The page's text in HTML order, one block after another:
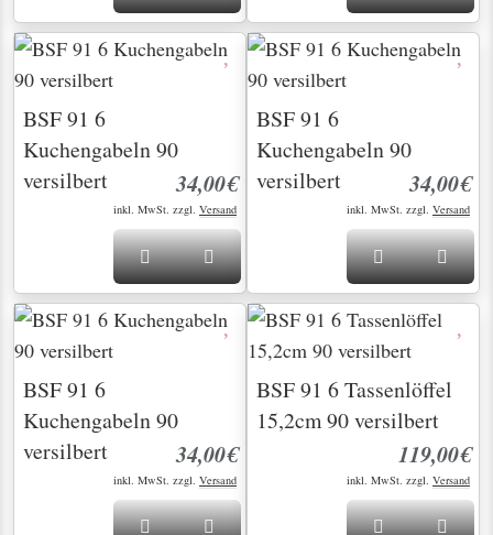
BSF 91 6
Kuchengabeln 90
versilbert
34,00€
inkl. MwSt. zzgl. Versand
BSF 91 6
Kuchengabeln 90
versilbert
34,00€
inkl. MwSt. zzgl. Versand
BSF 91 6
Kuchengabeln 90
versilbert
34,00€
inkl. MwSt. zzgl. Versand
BSF 91 6 Tassenlöffel
15,2cm 90 versilbert
119,00€
inkl. MwSt. zzgl. Versand